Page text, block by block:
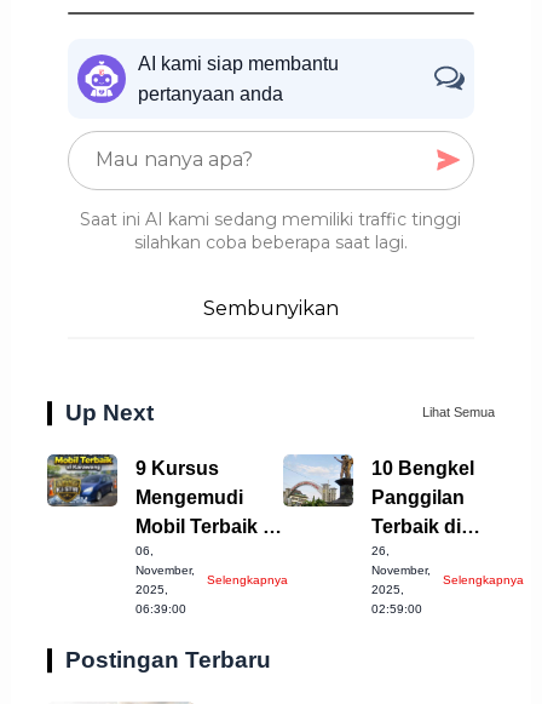
AI kami siap membantu
pertanyaan anda
Saat ini AI kami sedang memiliki traffic tinggi
silahkan coba beberapa saat lagi.
Sembunyikan
Up Next Lihat Semua
9 Kursus
Mengemudi
Mobil Terbaik di
Karawang yang
Wajib Dicoba!
06,
November,
2025,
06:39:00
Selengkapnya
10 Bengkel
Panggilan
Terbaik di
Sukoharjo yang
Patut Diketahui
26,
November,
2025,
02:59:00
Selengkapnya
Postingan Terbaru